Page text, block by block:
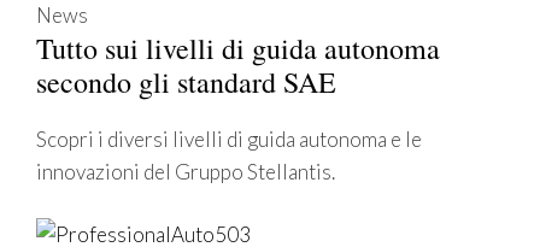
News
Tutto sui livelli di guida autonoma
secondo gli standard SAE
Scopri i diversi livelli di guida autonoma e le
innovazioni del Gruppo Stellantis.